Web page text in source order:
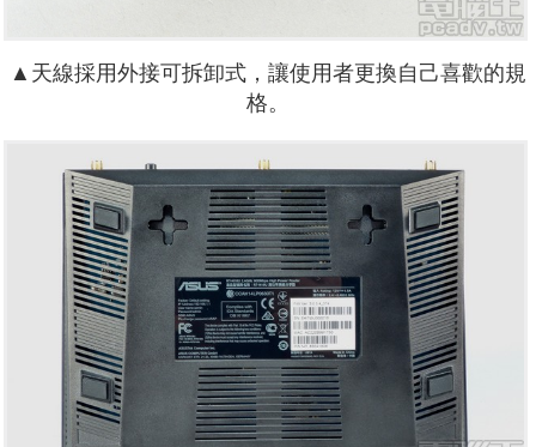
▲天線採用外接可拆卸式，讓使用者更換自己喜歡的規
格。